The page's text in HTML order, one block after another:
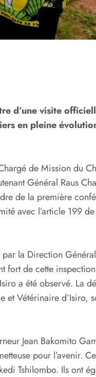
d’une visite
en pleine
de Mission du
Général Raus
de la première
avec l’article 199
la Direction
fort de cette
a été observé. La
Vétérinaire d’Isiro,
Jean Bakomito
pour l’avenir.
Tshilombo. Ils ont